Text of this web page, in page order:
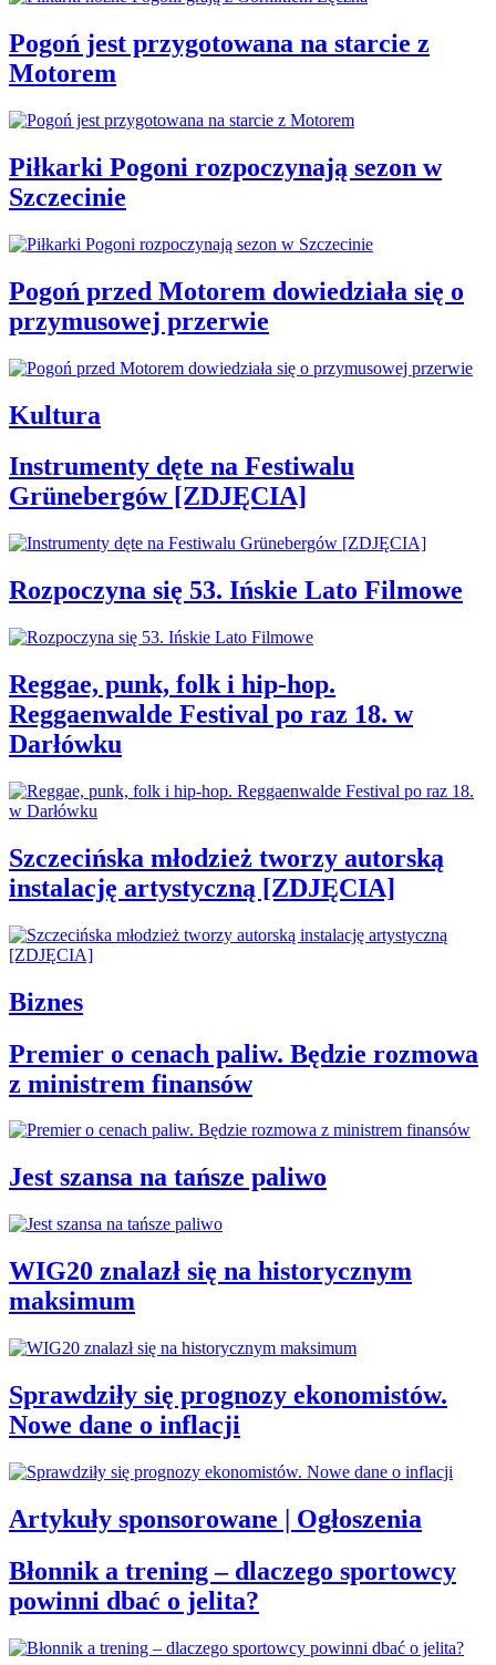
Pogoń jest przygotowana na starcie z
Motorem
Piłkarki Pogoni rozpoczynają sezon w
Szczecinie
Pogoń przed Motorem dowiedziała się o
przymusowej przerwie
Kultura
Instrumenty dęte na Festiwalu
Grünebergów [ZDJĘCIA]
Rozpoczyna się 53. Ińskie Lato Filmowe
Reggae, punk, folk i hip-hop.
Reggaenwalde Festival po raz 18. w
Darłówku
Szczecińska młodzież tworzy autorską
instalację artystyczną [ZDJĘCIA]
Biznes
Premier o cenach paliw. Będzie rozmowa
z ministrem finansów
Jest szansa na tańsze paliwo
WIG20 znalazł się na historycznym
maksimum
Sprawdziły się prognozy ekonomistów.
Nowe dane o inflacji
Artykuły sponsorowane | Ogłoszenia
Błonnik a trening – dlaczego sportowcy
powinni dbać o jelita?